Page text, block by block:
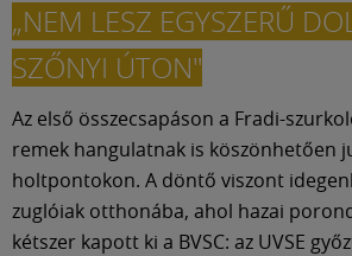
„NEM LESZ EGYSZERŰ
SZŐNYI ÚTON"
Az első összecsapáson a Fradi-
remek hangulatnak is köszönhetően
holtpontokon. A döntő viszont
zuglóiak otthonába, ahol hazai
kétszer kapott ki a BVSC: az UVSE